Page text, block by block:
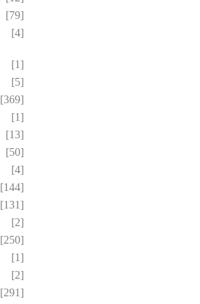
[79]
[4]
[1]
[5]
[369]
[1]
[13]
[50]
[4]
[144]
[131]
[2]
[250]
[1]
[2]
[291]